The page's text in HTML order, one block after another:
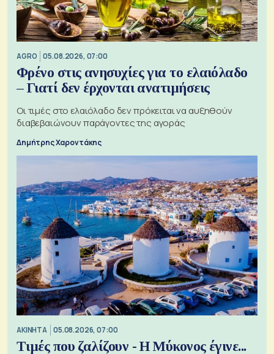
AGRO 05.08.2026, 07:00
Φρένο στις ανησυχίες για το ελαιόλαδο
– Γιατί δεν έρχονται ανατιμήσεις
Οι τιμές στο ελαιόλαδο δεν πρόκειται να αυξηθούν
διαβεβαιώνουν παράγοντες της αγοράς
Δημήτρης Χαροντάκης
ΑΚΙΝΗΤΑ 05.08.2026, 07:00
Τιμές που ζαλίζουν - Η Μύκονος έγινε...